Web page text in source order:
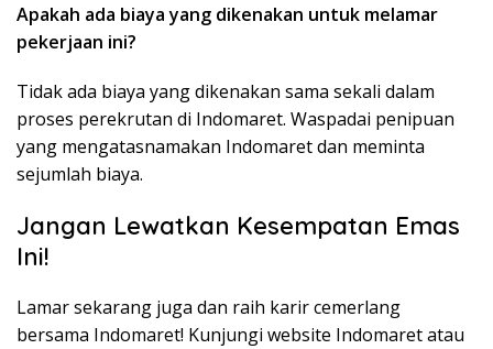
Apakah ada biaya yang dikenakan untuk melamar
pekerjaan ini?
Tidak ada biaya yang dikenakan sama sekali dalam
proses perekrutan di Indomaret. Waspadai penipuan
yang mengatasnamakan Indomaret dan meminta
sejumlah biaya.
Jangan Lewatkan Kesempatan Emas
Ini!
Lamar sekarang juga dan raih karir cemerlang
bersama Indomaret! Kunjungi website Indomaret atau